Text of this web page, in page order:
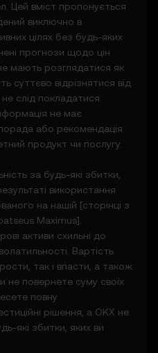
Цей вміст пропонується
виключно в
цілях без будь-яких
прогнози щодо цін
мають розглядатися як
суттєво відрізнятися від
слід покладатися.
не має
або рекомендація
продукт чи послугу.
за будь-які збитки,
використання
на нашій [сторінці з
Maximus].
активи схильні до
Вартість
так і впасти, а також
не повернете суму своїх
повну
рішення, а OKX не
які збитки, яких ви
цін
цін надаються
основі за
яких гарантій.
цін можуть
зі сторонніх
для
зокрема
про
цін не мають
або
на них не слід
рішень
продуктів.
Умов і оновлень;
або